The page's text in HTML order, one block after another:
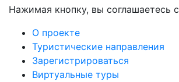
Нажимая кнопку, вы соглашаетесь с
О проекте
Туристические направления
Зарегистрироваться
Виртуальные туры